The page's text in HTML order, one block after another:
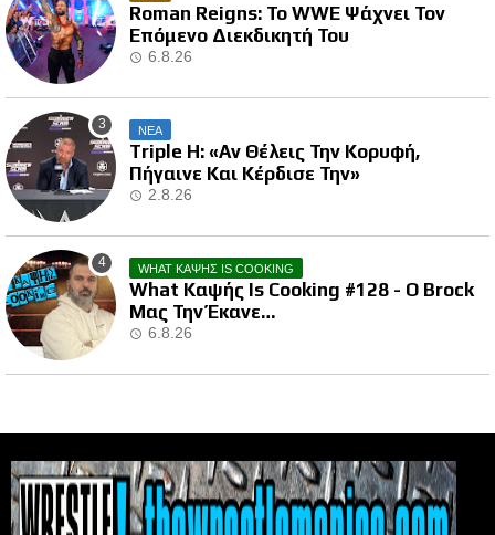
Roman Reigns: Το WWE Ψάχνει Τον
Επόμενο Διεκδικητή Του
6.8.26
ΝΕΑ
Triple H: «Αν Θέλεις Την Κορυφή,
Πήγαινε Και Κέρδισε Την»
2.8.26
WHAT ΚΑΨΗΣ IS COOKING
What Καψής Is Cooking #128 - Ο Brock
Μας Την Έκανε…
6.8.26